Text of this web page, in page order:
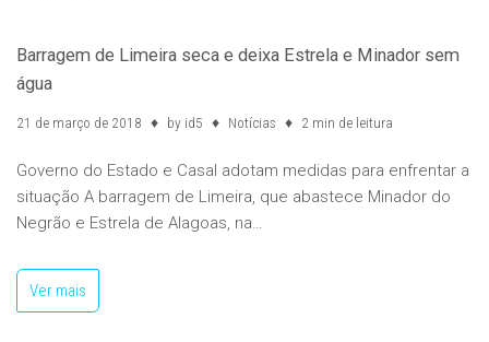
Barragem de Limeira seca e deixa Estrela e Minador sem
água
21 de março de 2018 by id5 Notícias 2 min de leitura
Governo do Estado e Casal adotam medidas para enfrentar a
situação A barragem de Limeira, que abastece Minador do
Negrão e Estrela de Alagoas, na…
Ver mais